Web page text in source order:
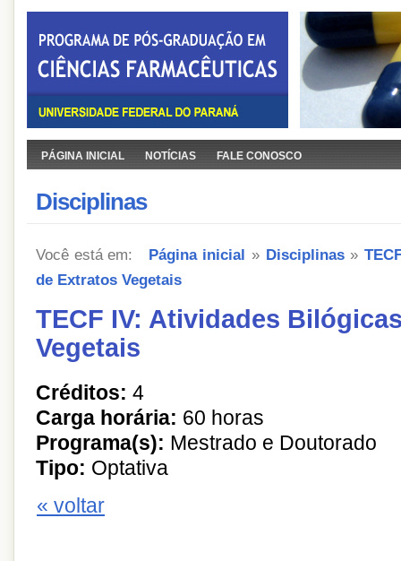
PÁGINA INICIAL NOTÍCIAS FALE CONOSCO
Disciplinas
Você está em: Página inicial » Disciplinas »
de Extratos Vegetais
TECF IV: Atividades
Vegetais
Créditos: 4
Carga horária: 60 horas
Programa(s): Mestrado e Doutorado
Tipo: Optativa
« voltar